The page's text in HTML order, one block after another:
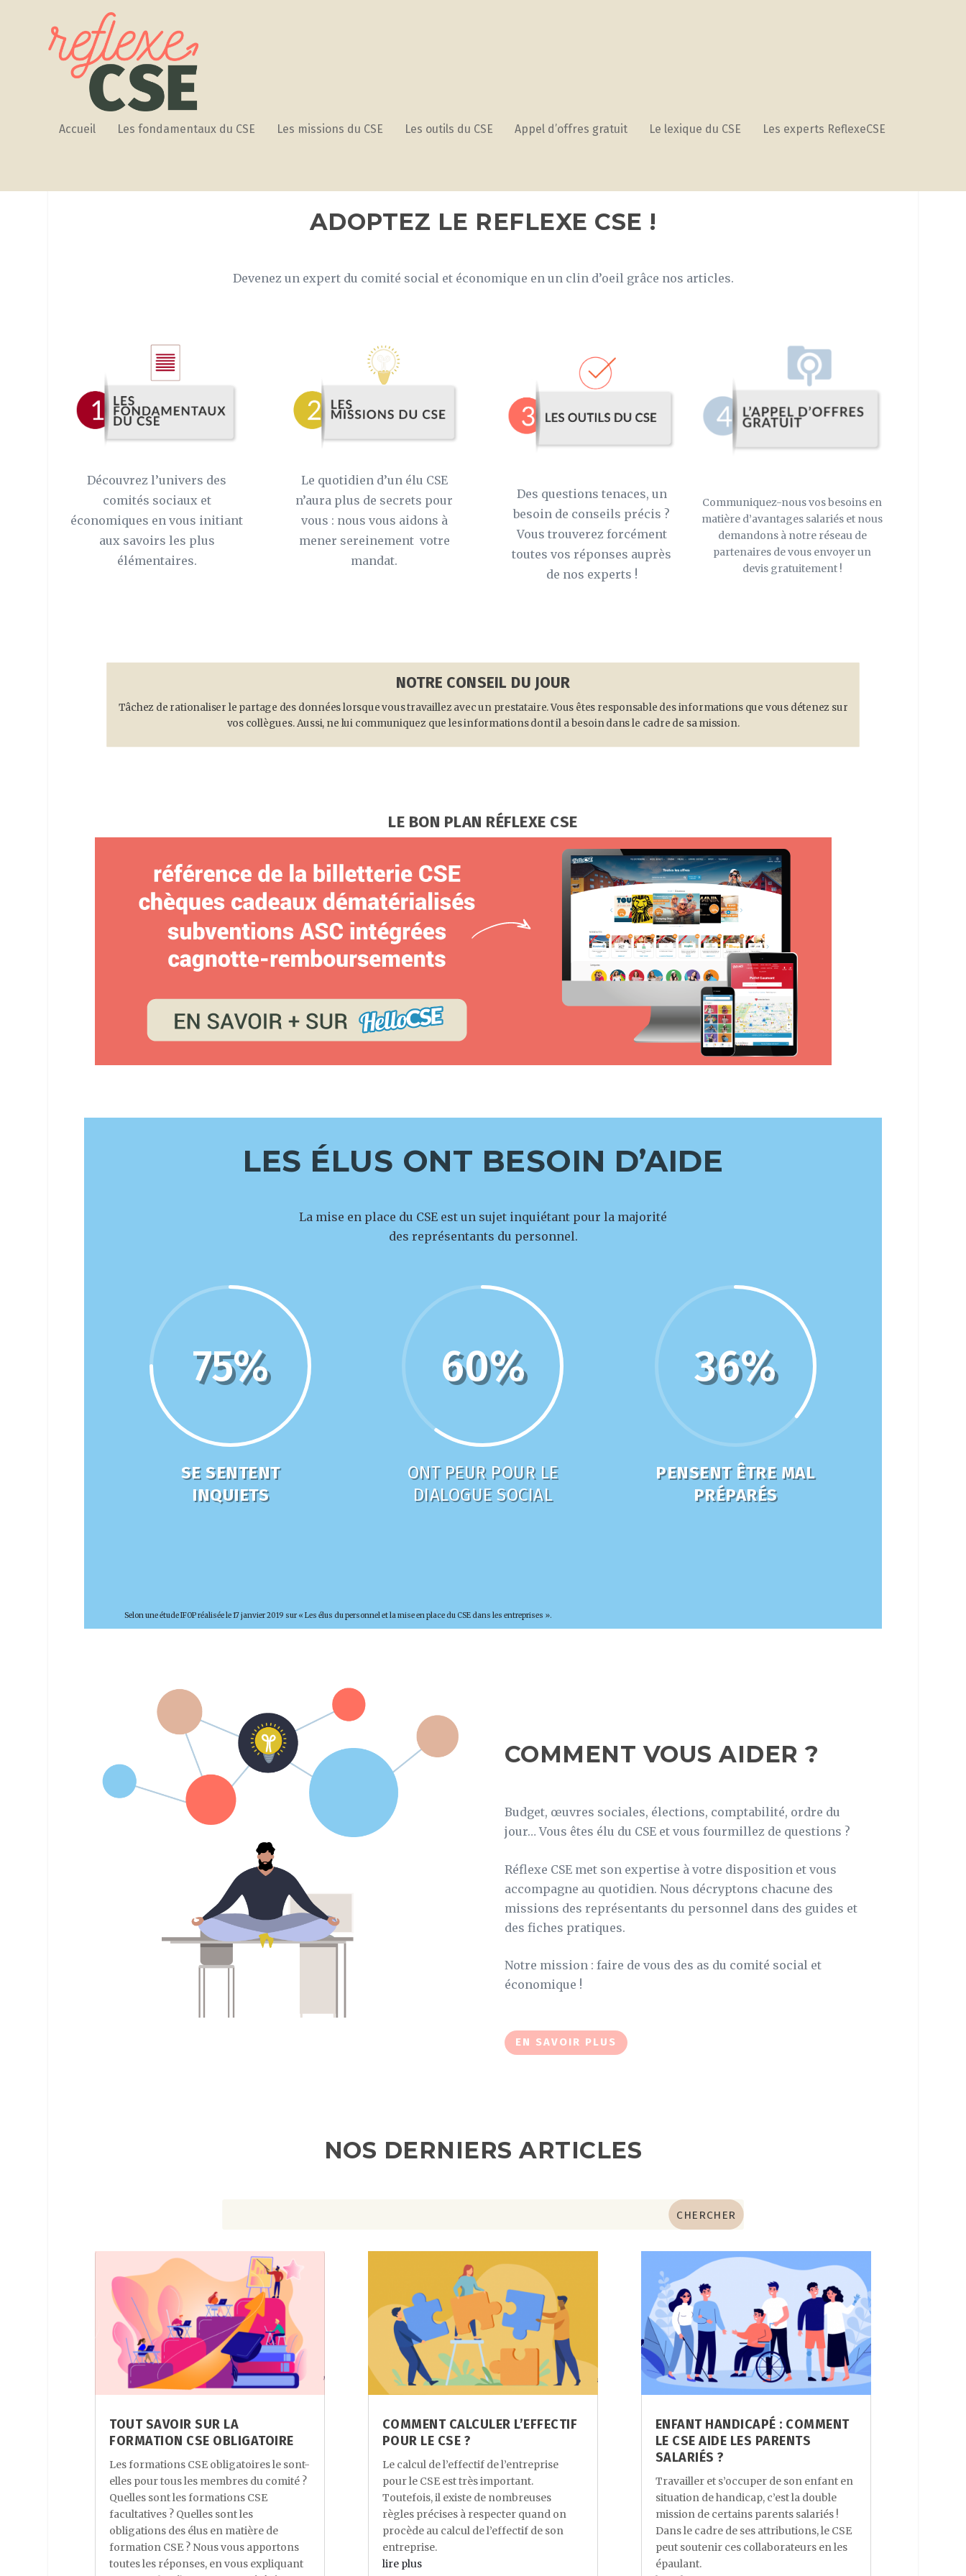
Accueil Les fondamentaux du CSE Les missions du CSE Les outils du CSE Appel d’offres gratuit Le lexique du CSE Les experts ReflexeCSE
ADOPTEZ LE REFLEXE CSE !
Devenez un expert du comité social et économique en un clin d’oeil grâce nos articles.
Découvrez l’univers des
comités sociaux et
économiques en vous initiant
aux savoirs les plus
élémentaires.
Le quotidien d’un élu CSE
n’aura plus de secrets pour
vous : nous vous aidons à
mener sereinement votre
mandat.
Des questions tenaces, un
besoin de conseils précis ?
Vous trouverez forcément
toutes vos réponses auprès
de nos experts !
Communiquez-nous vos besoins en
matière d’avantages salariés et nous
demandons à notre réseau de
partenaires de vous envoyer un
devis gratuitement !
NOTRE CONSEIL DU JOUR
Tâchez de rationaliser le partage des données lorsque vous travaillez avec un prestataire. Vous êtes responsable des informations que vous détenez sur
vos collègues. Aussi, ne lui communiquez que les informations dont il a besoin dans le cadre de sa mission.
LE BON PLAN RÉFLEXE CSE
LES ÉLUS ONT BESOIN D’AIDE
La mise en place du CSE est un sujet inquiétant pour la majorité
des représentants du personnel.
75%
SE SENTENT
INQUIETS
60%
ONT PEUR POUR LE
DIALOGUE SOCIAL
36%
PENSENT ÊTRE MAL
PRÉPARÉS
Selon une étude IFOP réalisée le 17 janvier 2019 sur « Les élus du personnel et la mise en place du CSE dans les entreprises ».
COMMENT VOUS AIDER ?
Budget, œuvres sociales, élections, comptabilité, ordre du
jour… Vous êtes élu du CSE et vous fourmillez de questions ?
Réflexe CSE met son expertise à votre disposition et vous
accompagne au quotidien. Nous décryptons chacune des
missions des représentants du personnel dans des guides et
des fiches pratiques.
Notre mission : faire de vous des as du comité social et
économique !
EN SAVOIR PLUS
NOS DERNIERS ARTICLES
TOUT SAVOIR SUR LA
FORMATION CSE OBLIGATOIRE
Les formations CSE obligatoires le sont-
elles pour tous les membres du comité ?
Quelles sont les formations CSE
facultatives ? Quelles sont les
obligations des élus en matière de
formation CSE ? Nous vous apportons
toutes les réponses, en vous expliquant
COMMENT CALCULER L’EFFECTIF
POUR LE CSE ?
Le calcul de l’effectif de l’entreprise
pour le CSE est très important.
Toutefois, il existe de nombreuses
règles précises à respecter quand on
procède au calcul de l’effectif de son
entreprise.
lire plus
ENFANT HANDICAPÉ : COMMENT
LE CSE AIDE LES PARENTS
SALARIÉS ?
Travailler et s’occuper de son enfant en
situation de handicap, c’est la double
mission de certains parents salariés !
Dans le cadre de ses attributions, le CSE
peut soutenir ces collaborateurs en les
épaulant.